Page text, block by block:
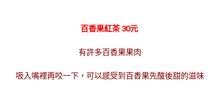
百香果紅茶 30元
有許多百香果果肉
吸入嘴裡再咬一下，可以感受到百香果先酸後甜的滋味